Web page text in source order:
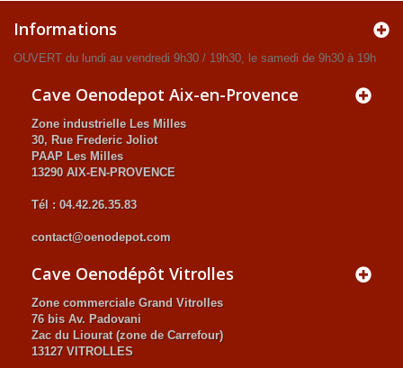
Informations
OUVERT du lundi au vendredi 9h30 / 19h30, le samedi de 9h30 à 19h
Cave Oenodepot Aix-en-Provence
Zone industrielle Les Milles
30, Rue Frederic Joliot
PAAP Les Milles
13290 AIX-EN-PROVENCE
Tél : 04.42.26.35.83
contact@oenodepot.com
Cave Oenodépôt Vitrolles
Zone commerciale Grand Vitrolles
76 bis Av. Padovani
Zac du Liourat (zone de Carrefour)
13127 VITROLLES